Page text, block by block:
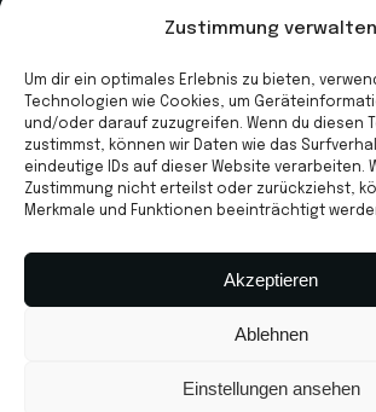
Zustimmung verwalten
Um dir ein optimales Erlebnis zu bieten,
Technologien wie Cookies, um
und/oder darauf zuzugreifen. Wenn du diesen
zustimmst, können wir Daten wie das
eindeutige IDs auf dieser Website verarbeiten.
Zustimmung nicht erteilst oder zurückziehst,
Merkmale und Funktionen beeinträchtigt
Akzeptieren
Ablehnen
Einstellungen ansehen
Kontakt
Marken
Jahreswagen
Werkstatt